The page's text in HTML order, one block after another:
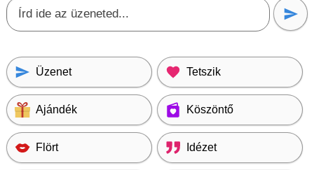
Üzenet Tetszik
Ajándék Köszöntő
Flört Idézet